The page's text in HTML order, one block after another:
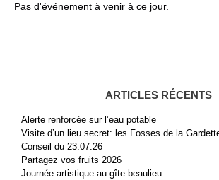
Pas d'événement à venir à ce jour.
ARTICLES RÉCENTS
Alerte renforcée sur l’eau potable
Visite d’un lieu secret: les Fosses de la
Conseil du 23.07.26
Partagez vos fruits 2026
Journée artistique au gîte beaulieu